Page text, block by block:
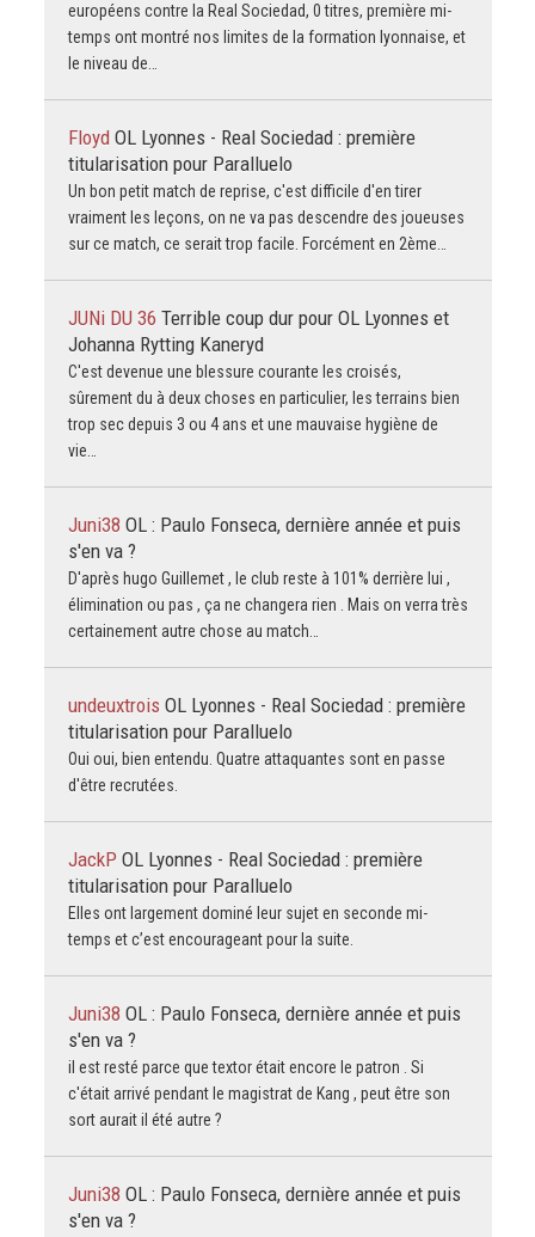
européens contre la Real Sociedad, 0 titres, première mi-
temps ont montré nos limites de la formation lyonnaise, et
le niveau de…
Floyd OL Lyonnes - Real Sociedad : première
titularisation pour Paralluelo
Un bon petit match de reprise, c'est difficile d'en tirer
vraiment les leçons, on ne va pas descendre des joueuses
sur ce match, ce serait trop facile. Forcément en 2ème…
JUNi DU 36 Terrible coup dur pour OL Lyonnes et
Johanna Rytting Kaneryd
C'est devenue une blessure courante les croisés,
sûrement du à deux choses en particulier, les terrains bien
trop sec depuis 3 ou 4 ans et une mauvaise hygiène de
vie…
Juni38 OL : Paulo Fonseca, dernière année et puis
s'en va ?
D'après hugo Guillemet , le club reste à 101% derrière lui ,
élimination ou pas , ça ne changera rien . Mais on verra très
certainement autre chose au match…
undeuxtrois OL Lyonnes - Real Sociedad : première
titularisation pour Paralluelo
Oui oui, bien entendu. Quatre attaquantes sont en passe
d'être recrutées.
JackP OL Lyonnes - Real Sociedad : première
titularisation pour Paralluelo
Elles ont largement dominé leur sujet en seconde mi-
temps et c’est encourageant pour la suite.
Juni38 OL : Paulo Fonseca, dernière année et puis
s'en va ?
il est resté parce que textor était encore le patron . Si
c'était arrivé pendant le magistrat de Kang , peut être son
sort aurait il été autre ?
Juni38 OL : Paulo Fonseca, dernière année et puis
s'en va ?